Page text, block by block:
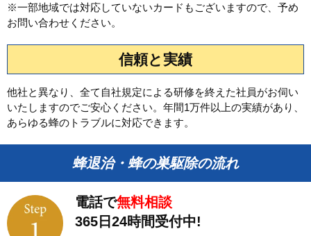
※一部地域では対応していないカードもございますので、予め
お問い合わせください。
信頼と実績
他社と異なり、全て自社規定による研修を終えた社員がお伺い
いたしますのでご安心ください。年間1万件以上の実績があり、
あらゆる蜂のトラブルに対応できます。
蜂退治・蜂の巣駆除の流れ
電話で無料相談
365日24時間受付中!